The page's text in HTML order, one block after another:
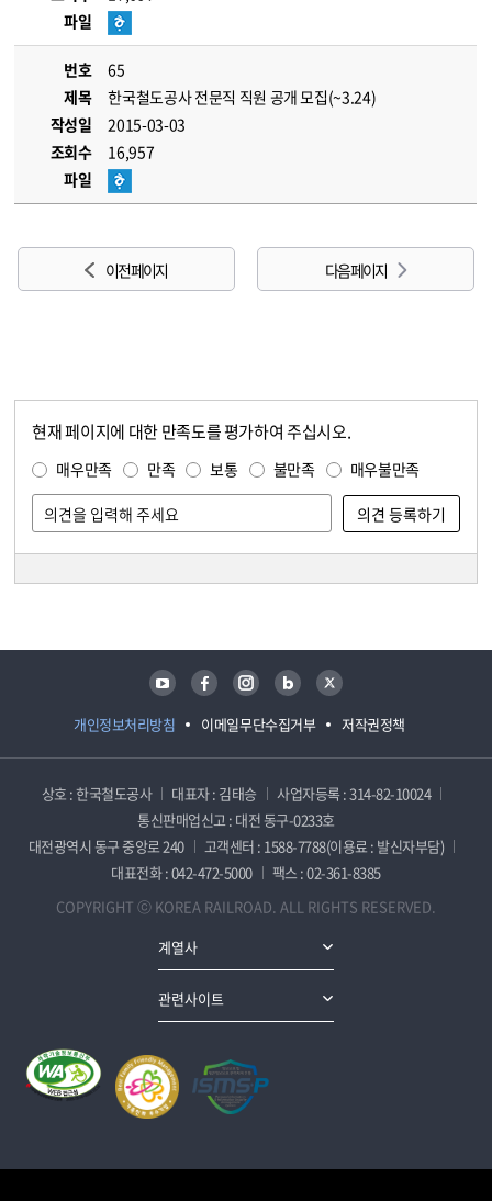
파일
번호
65
제목
한국철도공사 전문직 직원 공개 모집(~3.24)
작성일
2015-03-03
조회수
16,957
파일
이전 페이지 다음 페이지
현재 페이지에 대한 만족도를 평가하여 주십시오.
매우만족 만족 보통 불만족 매우불만족
개인정보처리방침 이메일무단수집거부 저작권정책
유튜브 페이스북 인스타그램 블로그 트위터
상호 : 한국철도공사 대표자 : 김태승
사업자등록 : 314-82-10024
통신판매업신고 : 대전 동구-0233호
대전광역시 동구 중앙로 240
고객센터 : 1588-7788(이용료 : 발신자부담)
대표전화 : 042-472-5000
팩스 : 02-361-8385
COPYRIGHT ⓒ KOREA RAILROAD. ALL RIGHTS RESERVED.
계열사
관련사이트